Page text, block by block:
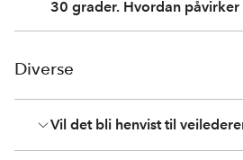
30 grader. Hvordan
Diverse
Vil det bli henvist til